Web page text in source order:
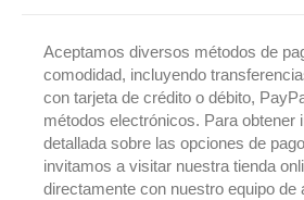
Aceptamos diversos métodos de
comodidad, incluyendo
con tarjeta de crédito o débito,
métodos electrónicos. Para obtener
detallada sobre las opciones de
invitamos a visitar nuestra tienda
directamente con nuestro equipo de